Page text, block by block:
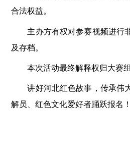
合法权益。
主办方有权对参赛视频进行
及存档。
本次活动最终解释权归大赛
讲好河北红色故事，传承伟
解员、红色文化爱好者踊跃报名！